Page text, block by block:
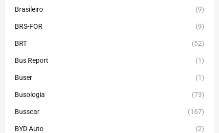
Brasileiro (9)
BRS-FOR (9)
BRT (52)
Bus Report (1)
Buser (1)
Busologia (73)
Busscar (167)
BYD Auto (2)